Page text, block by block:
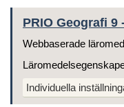
PRIO Geografi 9
Webbaserade
Individuella